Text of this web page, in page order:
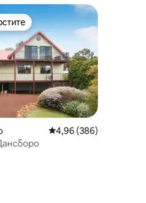
„Омилени на гостите“
Просечна оцена: 4,96
4,96 (386)